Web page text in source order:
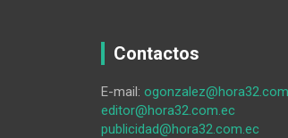
Contactos
E-mail:
editor@hora32.com.ec
publicidad@hora32.com.ec